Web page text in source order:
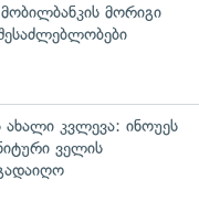
მორიგი
კვლევა: ინოუეს
ველის